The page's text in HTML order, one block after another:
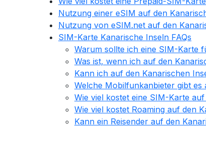
Nutzung einer eSIM auf den
Nutzung von eSIM.net auf den
SIM-Karte Kanarische Inseln FAQs
Warum sollte ich eine SIM-Karte
Was ist, wenn ich auf den
Kann ich auf den Kanarischen
Welche Mobilfunkanbieter gibt es
Wie viel kostet eine SIM-Karte
Wie viel kostet Roaming auf den
Kann ein Reisender auf den